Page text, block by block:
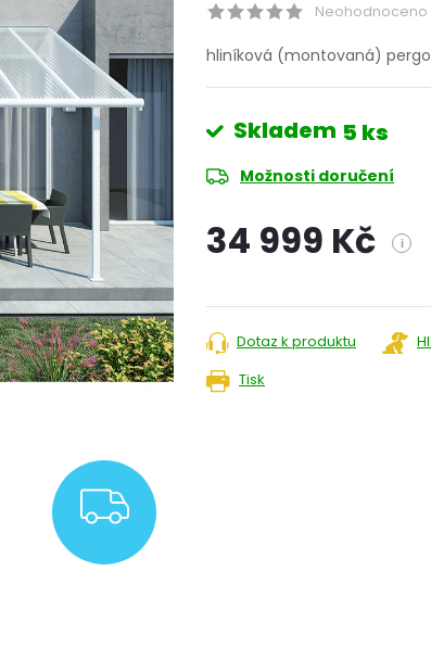
ZDARMA
Neohodnoceno
hliníková (montovaná)
Skladem 5 ks
Možnosti doručení
34 999 Kč i
Tisk
Dotaz k produktu